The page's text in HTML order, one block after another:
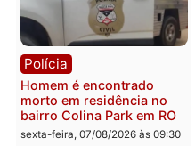
Polícia
Casal é preso pela PRF